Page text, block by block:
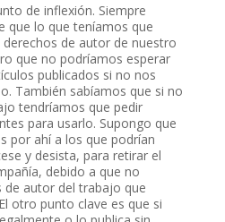
de inflexión. Siempre
que lo que teníamos que
de autor de nuestro
que no podríamos esperar
publicados si no nos
También sabíamos que si no
tendríamos que pedir
para usarlo. Supongo que
por ahí a los que podrían
y desista, para retirar el
debido a que no
de autor del trabajo que
otro punto clave es que si